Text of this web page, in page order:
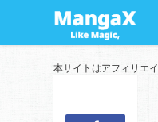
本サイトはアフィリエ